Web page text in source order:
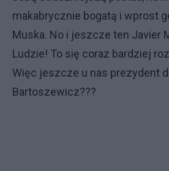
makabrycznie bogatą i wprost
Muska. No i jeszcze ten Javier
Ludzie! To się coraz bardziej
Więc jeszcze u nas prezydent
Bartoszewicz???